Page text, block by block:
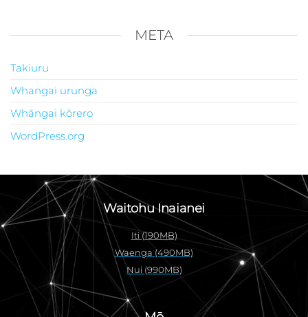
META
Takiuru
Whangai urunga
Whāngai kōrero
WordPress.org
Waitohu Inaianei
Iti (190MB)
Waenga (490MB)
Nui (990MB)